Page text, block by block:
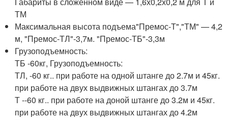
ТМ
Максимальная высота подъема"Премос-Т","ТМ" — 4,2
м, "Премос-ТЛ"-3,7м. "Премос-ТБ"-3,3м
Грузоподъемность:
ТБ -60кг, Грузоподъемность:
ТЛ, -60 кг.. при работе на одной штанге до 2.7м и 45кг.
при работе на двух выдвижных штангах до 3.7м
Т --60 кг.. при работе на доной штанге до 3.2м и 45кг.
при работе на двух выдвижных штангах до 4.2м